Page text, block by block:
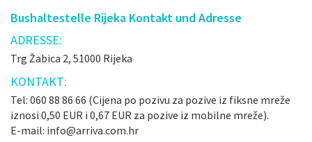
Bushaltestelle Rijeka Kontakt und Adresse
ADRESSE:
Trg Žabica 2, 51000 Rijeka
KONTAKT:
Tel: 060 88 86 66 (Cijena po pozivu za pozive iz fiksne mreže
iznosi 0,50 EUR i 0,67 EUR za pozive iz mobilne mreže).
E-mail: info@arriva.com.hr